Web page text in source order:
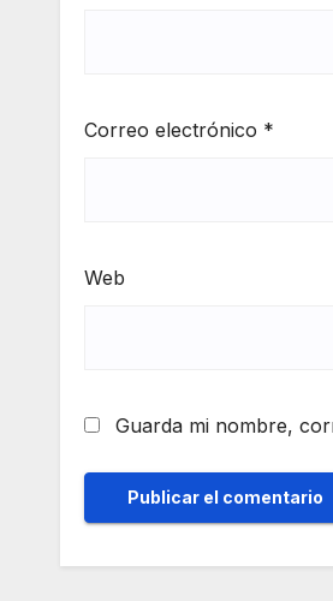
Correo electrónico *
Web
Guarda mi nombre,